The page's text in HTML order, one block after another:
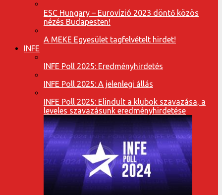
ESC Hungary – Eurovízió 2023 döntő közös
nézés Budapesten!
A MEKE Egyesület tagfelvételt hirdet!
INFE
INFE Poll 2025: Eredményhirdetés
INFE Poll 2025: A jelenlegi állás
INFE Poll 2025: Elindult a klubok szavazása, a
leveles szavazásunk eredményhirdetése